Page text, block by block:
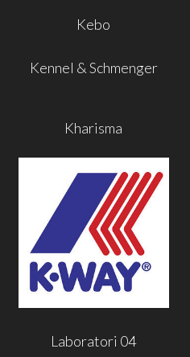
Kebo
Kennel & Schmenger
Kharisma
Laboratori 04